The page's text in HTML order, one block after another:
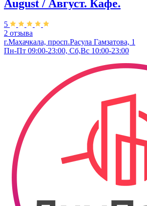
August / Август. Кафе.
5
2 отзыва
г.Махачкала, просп.Расула Гамзатова, 1
Пн-Пт 09:00-23:00, Сб,Вс 10:00-23:00